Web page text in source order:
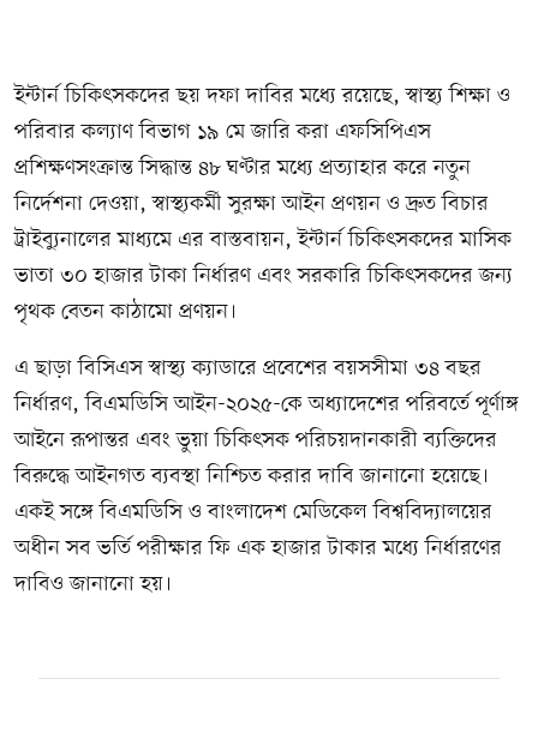
ইন্টার্ন চিকিৎসকদের ছয় দফা দাবির মধ্যে রয়েছে, স্বাস্থ্য শিক্ষা ও
পরিবার কল্যাণ বিভাগ ১৯ মে জারি করা এফসিপিএস
প্রশিক্ষণসংক্রান্ত সিদ্ধান্ত ৪৮ ঘণ্টার মধ্যে প্রত্যাহার করে নতুন
নির্দেশনা দেওয়া, স্বাস্থ্যকর্মী সুরক্ষা আইন প্রণয়ন ও দ্রুত বিচার
ট্রাইব্যুনালের মাধ্যমে এর বাস্তবায়ন, ইন্টার্ন চিকিৎসকদের মাসিক
ভাতা ৩০ হাজার টাকা নির্ধারণ এবং সরকারি চিকিৎসকদের জন্য
পৃথক বেতন কাঠামো প্রণয়ন।
এ ছাড়া বিসিএস স্বাস্থ্য ক্যাডারে প্রবেশের বয়সসীমা ৩৪ বছর
নির্ধারণ, বিএমডিসি আইন-২০২৫-কে অধ্যাদেশের পরিবর্তে পূর্ণাঙ্গ
আইনে রূপান্তর এবং ভুয়া চিকিৎসক পরিচয়দানকারী ব্যক্তিদের
বিরুদ্ধে আইনগত ব্যবস্থা নিশ্চিত করার দাবি জানানো হয়েছে।
একই সঙ্গে বিএমডিসি ও বাংলাদেশ মেডিকেল বিশ্ববিদ্যালয়ের
অধীন সব ভর্তি পরীক্ষার ফি এক হাজার টাকার মধ্যে নির্ধারণের
দাবিও জানানো হয়।